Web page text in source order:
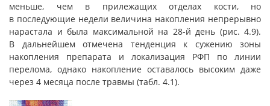
меньше, чем в прилежащих отделах кости, но
в последующие недели величина накопления непрерывно
нарастала и была максимальной на 28-й день (рис. 4.9).
В дальнейшем отмечена тенденция к сужению зоны
накопления препарата и локализация РФП по линии
перелома, однако накопление оставалось высоким даже
через 4 месяца после травмы (табл. 4.1).